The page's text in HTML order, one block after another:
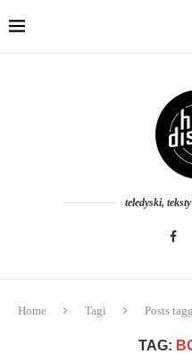
teledyski,
Home Tagi Posts
TAG: